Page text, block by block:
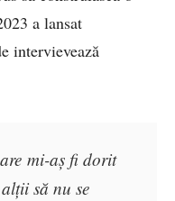
a lansat
intervievează
mi-aș fi dorit
să nu se